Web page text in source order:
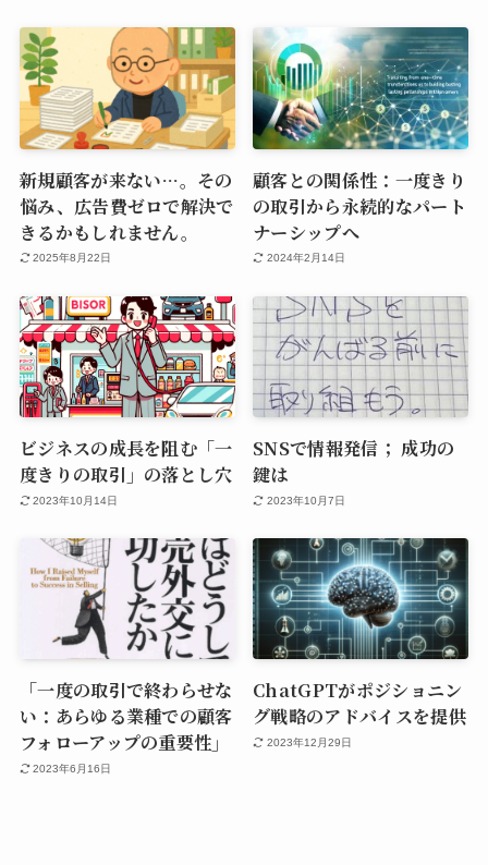
新規顧客が来ない…。その
悩み、広告費ゼロで解決で
きるかもしれません。
2025年8月22日
顧客との関係性：一度きり
の取引から永続的なパート
ナーシップへ
2024年2月14日
ビジネスの成長を阻む「一
度きりの取引」の落とし穴
2023年10月14日
SNSで情報発信； 成功の
鍵は
2023年10月7日
「一度の取引で終わらせな
い：あらゆる業種での顧客
フォローアップの重要性」
2023年6月16日
ChatGPTがポジショニン
グ戦略のアドバイスを提供
2023年12月29日